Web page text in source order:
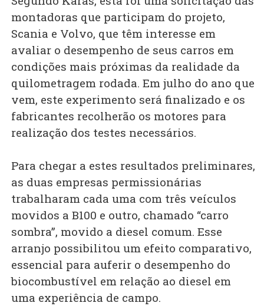
montadoras que participam do projeto,
Scania e Volvo, que têm interesse em
avaliar o desempenho de seus carros em
condições mais próximas da realidade da
quilometragem rodada. Em julho do ano que
vem, este experimento será finalizado e os
fabricantes recolherão os motores para
realização dos testes necessários.
Para chegar a estes resultados preliminares,
as duas empresas permissionárias
trabalharam cada uma com três veículos
movidos a B100 e outro, chamado “carro
sombra”, movido a diesel comum. Esse
arranjo possibilitou um efeito comparativo,
essencial para auferir o desempenho do
biocombustível em relação ao diesel em
uma experiência de campo.